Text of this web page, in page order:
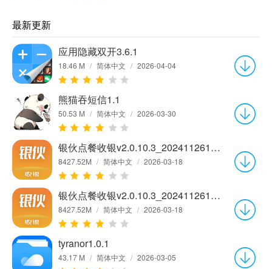
最新更新
应用隐藏双开3.6.1
18.46 M / 简体中文 / 2026-04-04
熊猫吞短信1.1
50.53 M / 简体中文 / 2026-03-30
银伙点餐收银v2.0.10.3_202411261026
8427.52M / 简体中文 / 2026-03-18
银伙点餐收银v2.0.10.3_202411261026
8427.52M / 简体中文 / 2026-03-18
tyranor1.0.1
43.17 M / 简体中文 / 2026-03-05